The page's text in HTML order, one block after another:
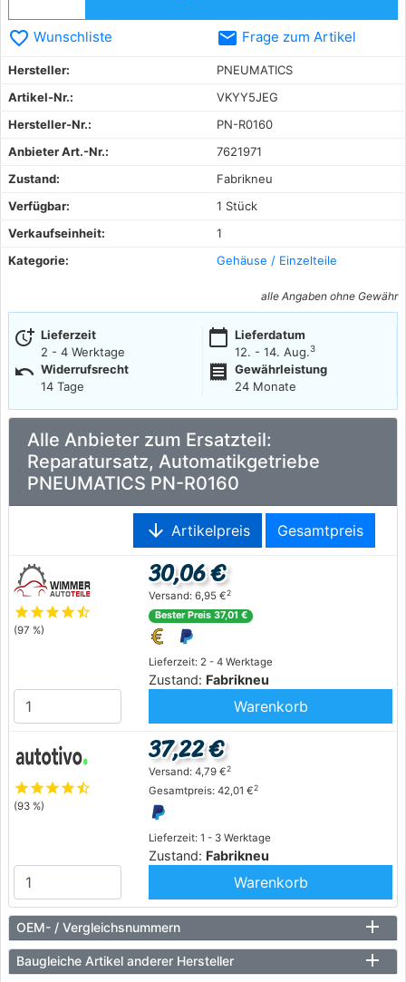
favorite_border Wunschliste email Frage zum Artikel
Hersteller:
PNEUMATICS
Artikel-Nr.:
VKYY5JEG
Hersteller-Nr.:
PN-R0160
Anbieter Art.-Nr.:
7621971
Zustand:
Fabrikneu
Verfügbar:
1 Stück
Verkaufseinheit:
1
Kategorie:
Gehäuse / Einzelteile
alle Angaben ohne Gewähr
more_time Lieferzeit
2 - 4 Werktage
calendar_today Lieferdatum
12. - 14. Aug.3
undo Widerrufsrecht
14 Tage
receipt
Gewährleistung
24 Monate
Alle Anbieter zum Ersatzteil:
Reparatursatz, Automatikgetriebe
PNEUMATICS PN-R0160
arrow_downward Artikelpreis Gesamtpreis
starstarstarstarstar_half
(97 %)
Lieferzeit: 2 - 4 Werktage
Zustand: Fabrikneu
30,06 €
Versand: 6,95 €2
Bester Preis 37,01 €
Warenkorb
starstarstarstarstar_half
(93 %)
Lieferzeit: 1 - 3 Werktage
Zustand: Fabrikneu
37,22 €
Versand: 4,79 €2
Gesamtpreis: 42,01 €2
Warenkorb
OEM- / Vergleichsnummern
Baugleiche Artikel anderer Hersteller